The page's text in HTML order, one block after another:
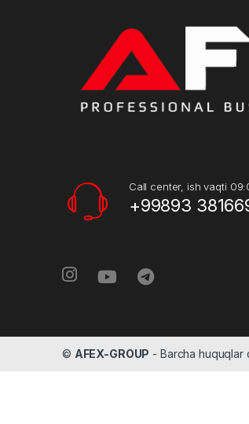
Call center, ish vaqti
+99893
© AFEX-GROUP - Barcha huquqlar